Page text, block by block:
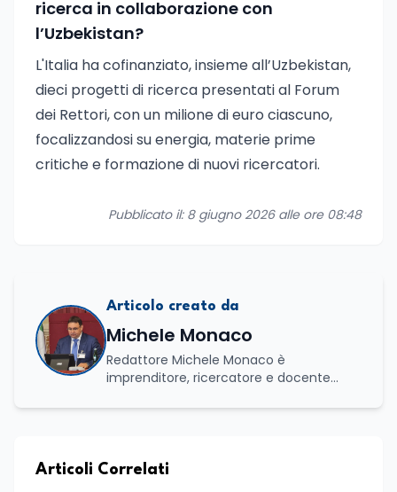
ricerca in collaborazione con
l’Uzbekistan?
L'Italia ha cofinanziato, insieme all’Uzbekistan,
dieci progetti di ricerca presentati al Forum
dei Rettori, con un milione di euro ciascuno,
focalizzandosi su energia, materie prime
critiche e formazione di nuovi ricercatori.
Pubblicato il: 8 giugno 2026 alle ore 08:48
Articolo creato da
Michele Monaco
Redattore Michele Monaco è
imprenditore, ricercatore e docente
esperienza nell'innovazione digitale, nella
e Internazionali, è CEO di Adventus
Articoli Correlati